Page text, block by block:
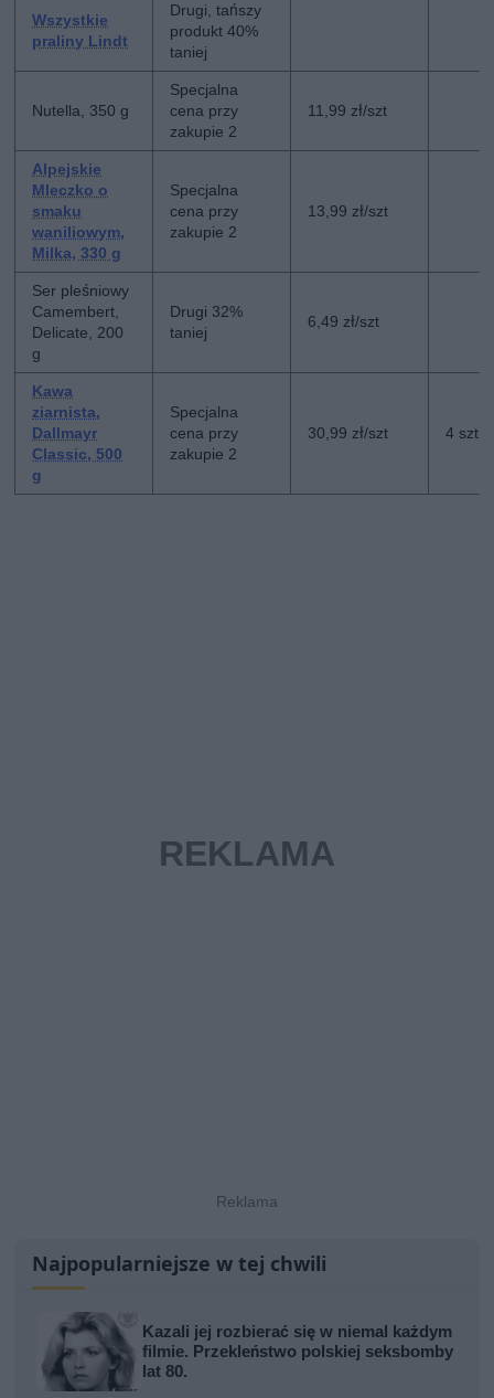
Wszystkie
praliny Lindt
Drugi, tańszy
produkt 40%
taniej
Nutella, 350 g
Specjalna
cena przy
zakupie 2
11,99 zł/szt
Alpejskie
Mleczko o
smaku
waniliowym,
Milka, 330 g
Specjalna
cena przy
zakupie 2
13,99 zł/szt
Ser pleśniowy
Camembert,
Delicate, 200
g
Drugi 32%
taniej
6,49 zł/szt
Kawa
ziarnista,
Dallmayr
Classic, 500
g
Specjalna
cena przy
zakupie 2
30,99 zł/szt 4 szt
Najpopularniejsze w tej chwili
Kazali jej rozbierać się w niemal każdym
filmie. Przekleństwo polskiej seksbomby
lat 80.